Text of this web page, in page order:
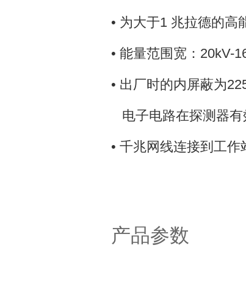
• 为大于1 兆拉德的高
• 能量范围宽：20kV-
• 出厂时的内屏蔽为
电子电路在探测器有
• 千兆网线连接到工作
产品参数